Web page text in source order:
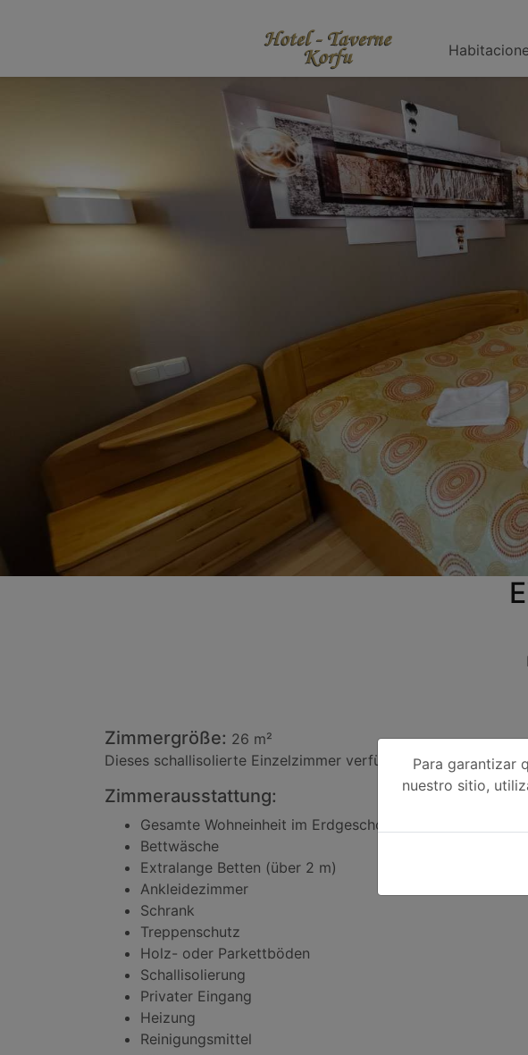
Zimmergröße: 26 m²
Dieses schallisolierte Einzelzimmer verfügt über einen Balkon
Zimmerausstattung:
Gesamte Wohneinheit im Erdgeschoss
Bettwäsche
Extralange Betten (über 2 m)
Ankleidezimmer
Schrank
Treppenschutz
Holz- oder Parkettböden
Schallisolierung
Privater Eingang
Heizung
Reinigungsmittel
Para garantizar
nuestro sitio,